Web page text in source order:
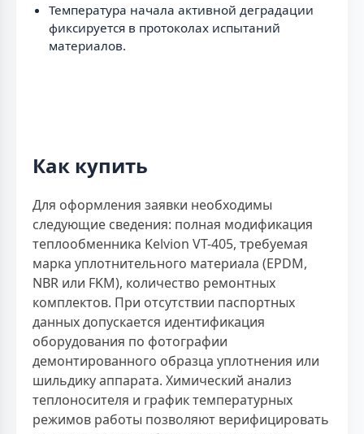
Температура начала активной деградации
фиксируется в протоколах испытаний
материалов.
Как купить
Для оформления заявки необходимы
следующие сведения: полная модификация
теплообменника Kelvion VT-405, требуемая
марка уплотнительного материала (EPDM,
NBR или FKM), количество ремонтных
комплектов. При отсутствии паспортных
данных допускается идентификация
оборудования по фотографии
демонтированного образца уплотнения или
шильдику аппарата. Химический анализ
теплоносителя и график температурных
режимов работы позволяют верифицировать